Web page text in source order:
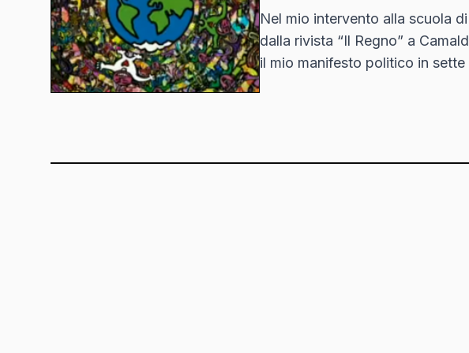
Nel mio intervento alla scuola
dalla rivista “Il Regno” a
il mio manifesto politico in